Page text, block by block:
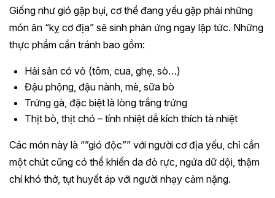
Giống như gió gặp bụi, cơ thể đang yếu gặp phải những
món ăn “kỵ cơ địa” sẽ sinh phản ứng ngay lập tức. Những
thực phẩm cần tránh bao gồm:
Hải sản có vỏ (tôm, cua, ghẹ, sò…)
Đậu phộng, đậu nành, mè, sữa bò
Trứng gà, đặc biệt là lòng trắng trứng
Thịt bò, thịt chó – tính nhiệt dễ kích thích tà nhiệt
Các món này là “”gió độc”” với người cơ địa yếu, chỉ cần
một chút cũng có thể khiến da đỏ rực, ngứa dữ dội, thậm
chí khó thở, tụt huyết áp với người nhạy cảm nặng.